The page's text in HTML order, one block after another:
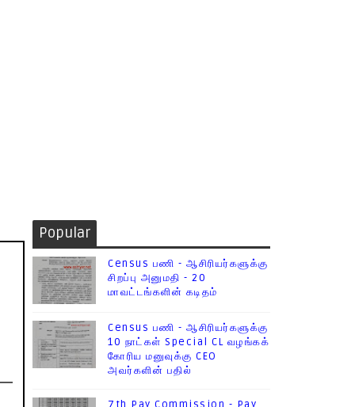
Popular
Census பணி - ஆசிரியர்களுக்கு
சிறப்பு அனுமதி - 20
மாவட்டங்களின் கடிதம்
Census பணி - ஆசிரியர்களுக்கு
10 நாட்கள் Special CL வழங்கக்
கோரிய மனுவுக்கு CEO
அவர்களின் பதில்